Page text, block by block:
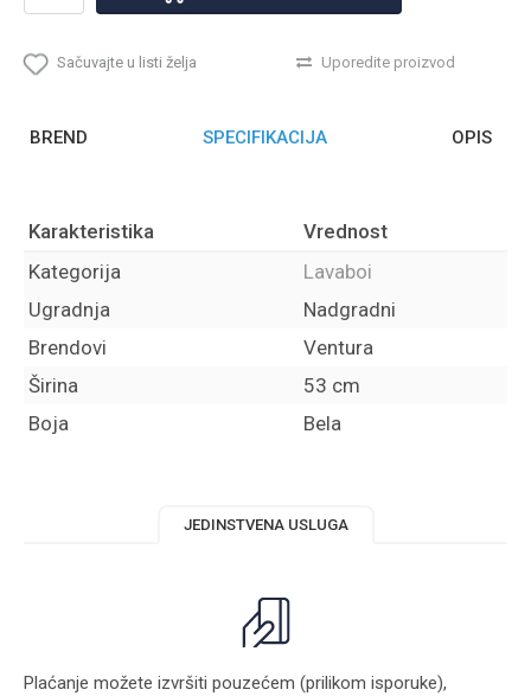
Sačuvajte u listi želja Uporedite proizvod
BREND SPECIFIKACIJA OPIS
Karakteristika
Vrednost
Kategorija
Lavaboi
Ugradnja
Nadgradni
Brendovi
Ventura
Širina
53 cm
Boja
Bela
JEDINSTVENA USLUGA
Plaćanje možete izvršiti pouzećem (prilikom isporuke),